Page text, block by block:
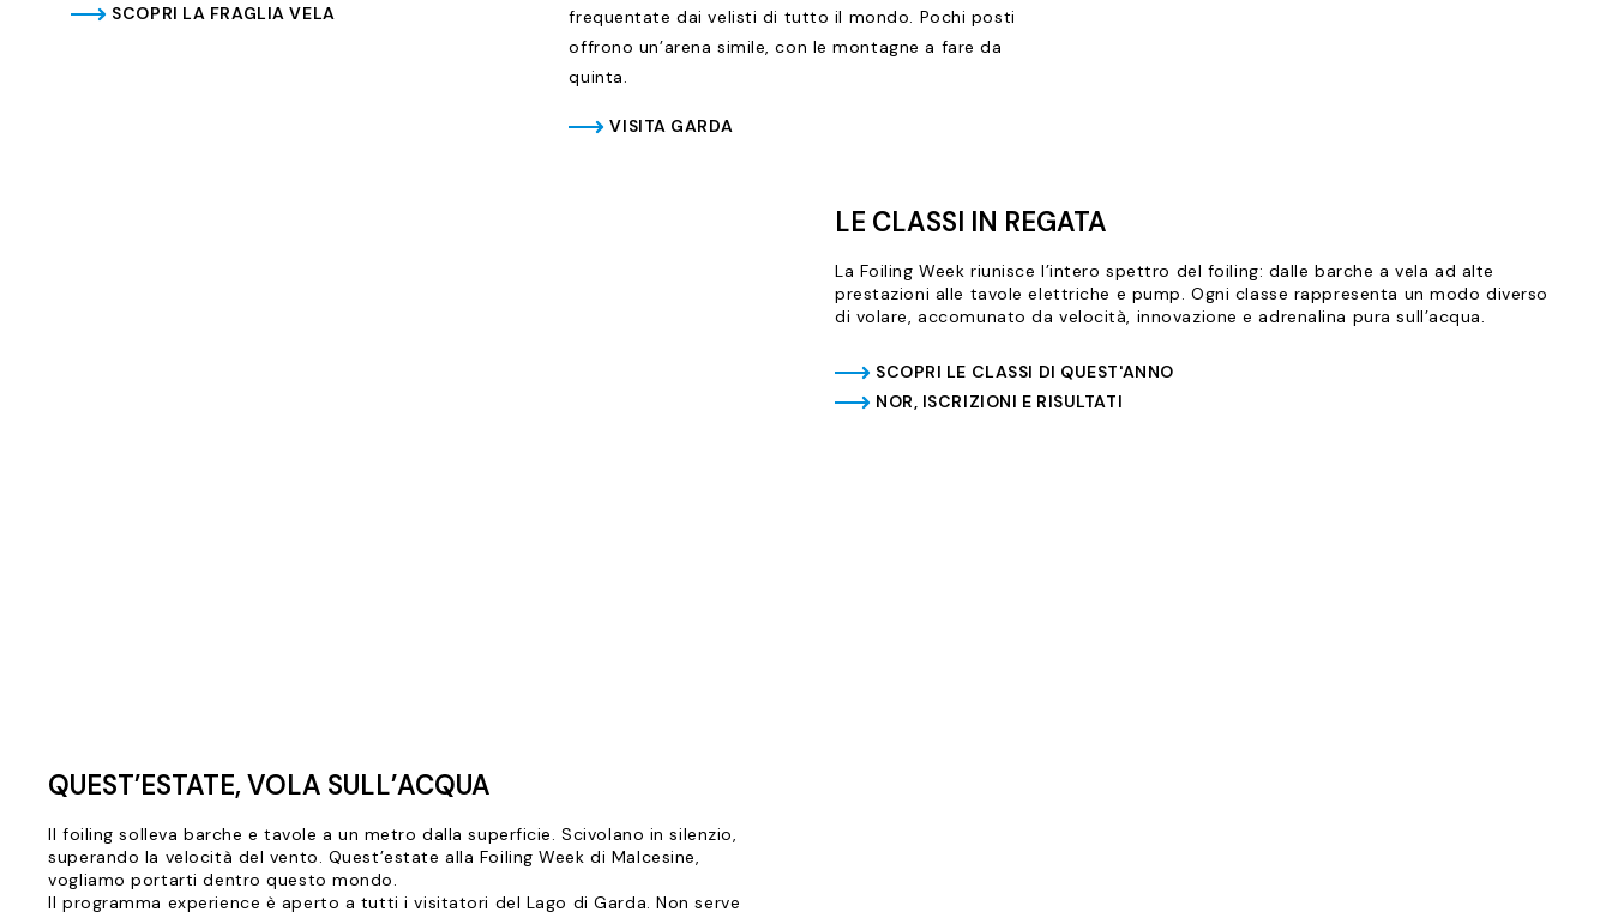
SCOPRI LA FRAGLIA VELA
frequentate dai velisti di tutto il mondo. Pochi posti
offrono un’arena simile, con le montagne a fare da
quinta.
VISITA GARDA
LE CLASSI IN REGATA
La Foiling Week riunisce l’intero spettro del foiling: dalle barche a vela ad alte
prestazioni alle tavole elettriche e pump. Ogni classe rappresenta un modo diverso
di volare, accomunato da velocità, innovazione e adrenalina pura sull’acqua.
SCOPRI LE CLASSI DI QUEST'ANNO
NOR, ISCRIZIONI E RISULTATI
QUEST’ESTATE, VOLA SULL’ACQUA
Il foiling solleva barche e tavole a un metro dalla superficie. Scivolano in silenzio,
superando la velocità del vento. Quest’estate alla Foiling Week di Malcesine,
vogliamo portarti dentro questo mondo.
Il programma experience è aperto a tutti i visitatori del Lago di Garda. Non serve